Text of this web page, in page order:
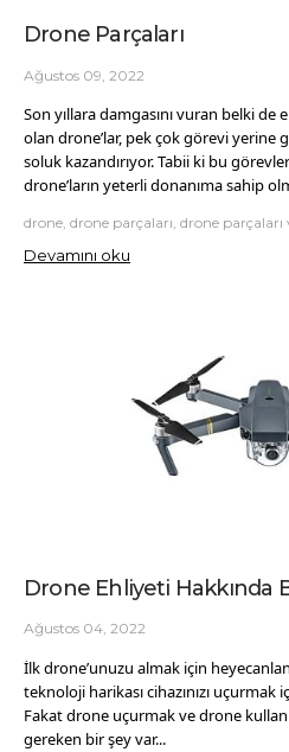
Drone Parçaları
Ağustos 09, 2022
Son yıllara damgasını vuran belki
olan drone’lar, pek çok görevi
soluk kazandırıyor. Tabii ki bu
drone’ların yeterli donanıma sahip
Devamını oku
Drone Ehliyeti Hakkında
Ağustos 04, 2022
İlkdrone’unuzu almak için
teknoloji harikası cihazınızı uçurmak
Fakat drone uçurmak ve drone
gereken bir şey var...